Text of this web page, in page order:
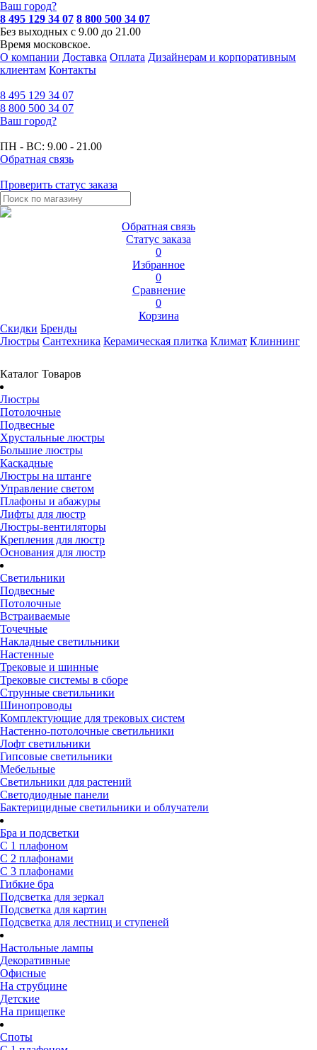
Ваш город?
8 495 129 34 07 8 800 500 34 07
Без выходных с 9.00 до 21.00
Время московское.
О компании Доставка Оплата Дизайнерам и корпоративным
клиентам Контакты
8 495 129 34 07
8 800 500 34 07
Ваш город?
ПН - ВС: 9.00 - 21.00
Обратная связь
Проверить статус заказа
Обратная связь
Статус заказа
0
Избранное
0
Сравнение
0
Корзина
Скидки Бренды
Люстры Сантехника Керамическая плитка Климат Клиннинг
Каталог Товаров
Люстры
Потолочные
Подвесные
Хрустальные люстры
Большие люстры
Каскадные
Люстры на штанге
Управление светом
Плафоны и абажуры
Лифты для люстр
Люстры-вентиляторы
Крепления для люстр
Основания для люстр
Светильники
Подвесные
Потолочные
Встраиваемые
Точечные
Накладные светильники
Настенные
Трековые и шинные
Трековые системы в сборе
Струнные светильники
Шинопроводы
Комплектующие для трековых систем
Настенно-потолочные светильники
Лофт светильники
Гипсовые светильники
Мебельные
Светильники для растений
Светодиодные панели
Бактерицидные светильники и облучатели
Бра и подсветки
С 1 плафоном
С 2 плафонами
С 3 плафонами
Гибкие бра
Подсветка для зеркал
Подсветка для картин
Подсветка для лестниц и ступеней
Настольные лампы
Декоративные
Офисные
На струбцине
Детские
На прищепке
Споты